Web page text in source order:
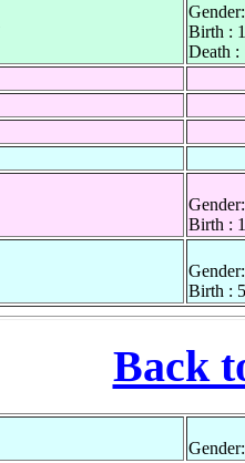
Birth :
Death :
Birth :
Birth :
Back